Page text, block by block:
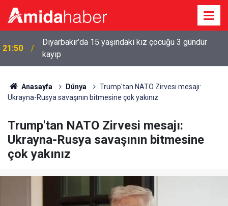
21:50
Diyarbakır’da 15 yaşındaki kız çocuğu 3 gündür
kayıp
Anasayfa Dünya
Trump'tan NATO Zirvesi mesajı:
Ukrayna-Rusya savaşının bitmesine çok yakınız
Trump'tan NATO Zirvesi mesajı:
Ukrayna-Rusya savaşının bitmesine
çok yakınız